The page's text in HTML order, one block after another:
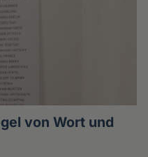
von Wort und